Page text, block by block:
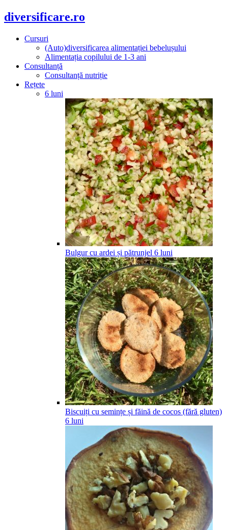
diversificare.ro
Cursuri
(Auto)diversificarea alimentației bebelușului
Alimentația copilului de 1-3 ani
Consultanță
Consultanță nutriție
Rețete
6 luni
Bulgur cu ardei și pătrunjel 6 luni
Biscuiți cu semințe și făină de cocos (fără gluten)
6 luni